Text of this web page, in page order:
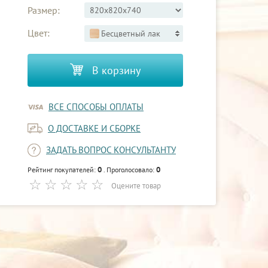
Размер:
Цвет:
Бесцветный лак
В корзину
ВСЕ СПОСОБЫ ОПЛАТЫ
О ДОСТАВКЕ И СБОРКЕ
ЗАДАТЬ ВОПРОС КОНСУЛЬТАНТУ
Рейтинг покупателей: 0 . Проголосовало: 0
Оцените товар